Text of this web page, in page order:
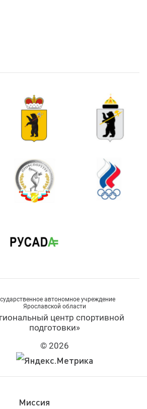
автономное учреждение
Ярославской области
центр спортивной
подготовки»
© 2026
Миссия